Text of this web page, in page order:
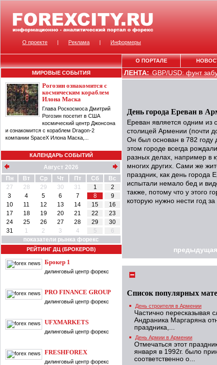
МИРОВЫЕ СОБЫТИЯ
Рогозин ознакомится с
космическим кораблем
Илона Маска
Глава Роскосмоса Дмитрий
Рогозин посетит в США
космический центр Джонсона
и ознакомится с кораблем Dragon-2
компании SpaceX Илона Маска,...
КАЛЕНДАРЬ СОБЫТИЙ
Август 2026
Пн
Вт Ср Чт Пт Сб
Вс
27
28 29 30 31 1
2
3
4 5 6 7 8
9
10
11 12 13 14 15
16
17
18 19 20 21 22
23
24
25 26 27 28 29
30
31
1 2 3 4 5
6
показатели рынка форекс
РЕЙТИНГ ДЦ (БРОКЕРОВ)
Брокер 1
дилинговый центр форекс
PRO FINANCE GROUP
дилинговый центр форекс
UFXMARKETS
дилинговый центр форекс
FRESHFOREX
дилинговый центр форекс
ЛЕНТА:GBP/USD: фунт
День города Ереван в
Ереван является одним из
столицей Армении (почти
Он был основан в 782 году
этом городе всегда
разных делах, например в
многих других. Сами же
праздник, как день города
испытали немало бед и
также, потому что у этого
которую нужно нести год
предыдущая
Список популярных
День строителя в Армении
Частично пересказывая
Андраника Маргаряна
праздника,...
День Армии в Армении
Отмечаться этот
января в 1992г. было
соответственно о...
О проекте | Реклама | Информеры
О ПОРТАЛЕ